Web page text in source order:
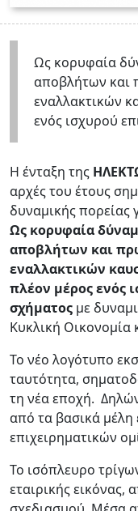
Ως κορυφαία
αποβλήτων και
εναλλακτικών
ενός ισχυρού
Η ένταξη της
αρχές του έτους
δυναμικής πορείας
Ως κορυφαία
αποβλήτων και
εναλλακτικών
πλέον μέρος ενός
σχήματος με
Κυκλική Οικονομία
Το νέο λογότυπο
ταυτότητα,
τη νέα εποχή.
από τα βασικά μέλη
επιχειρηματικών
Το ισόπλευρο
εταιρικής εικόνας,